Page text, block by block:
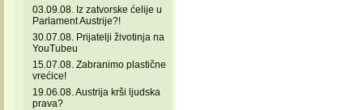
03.09.08. Iz zatvorske ćelije u
Parlament Austrije?!
30.07.08. Prijatelji životinja na
YouTubeu
15.07.08. Zabranimo plastične
vrećice!
19.06.08. Austrija krši ljudska
prava?